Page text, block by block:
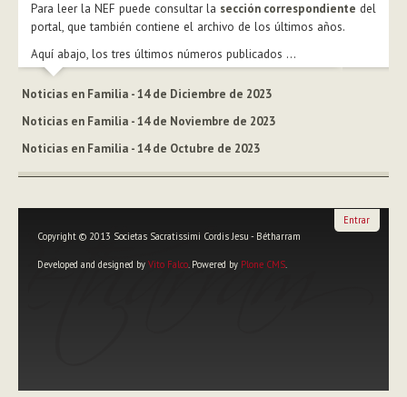
Para leer la NEF puede consultar la sección correspondiente del
portal, que también contiene el archivo de los últimos años.
Aquí abajo, los tres últimos números publicados ...
Noticias en Familia - 14 de Diciembre de 2023
Noticias en Familia - 14 de Noviembre de 2023
Noticias en Familia - 14 de Octubre de 2023
Copyright © 2013 Societas Sacratissimi Cordis Jesu - Bétharram
Developed and designed by Vito Falco. Powered by Plone CMS.
Entrar